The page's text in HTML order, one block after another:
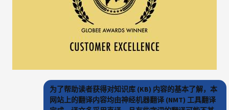
为了帮助读者获得对知识库 (KB) 内容的基本了解，本
网站上的翻译内容均由神经机器翻译 (NMT) 工具翻译